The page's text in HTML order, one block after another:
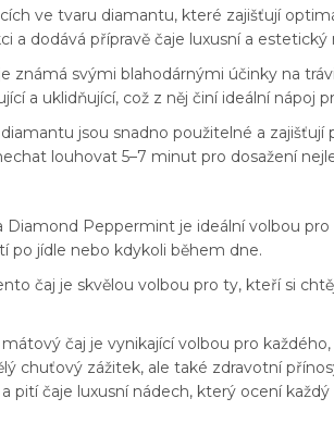
ve tvaru diamantu, které zajišťují
a dodává přípravě čaje luxusní a estetický
známá svými blahodárnými účinky na
a uklidňující, což z něj činí ideální nápoj
jsou snadno použitelné a
louhovat 5–7 minut pro dosažení
Diamond Peppermint je ideální volbou
po jídle nebo kdykoli během dne.
čaj je skvělou volbou pro ty, kteří si
čaj je vynikající volbou pro
chuťový zážitek, ale také zdravotní
pití čaje luxusní nádech, který ocení